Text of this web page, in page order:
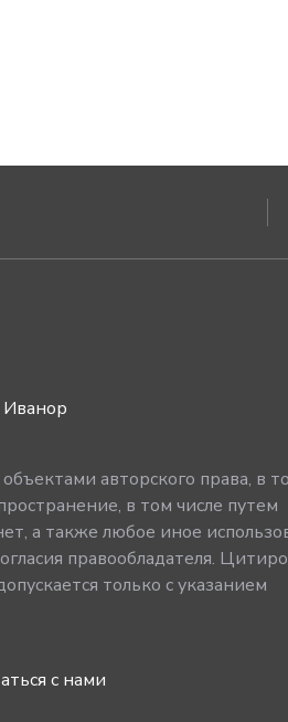
Иванор
авторского права, в
в том числе путем
а также любое иное
правообладателя.
только с указанием
с нами